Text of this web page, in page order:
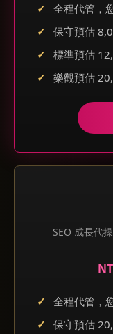
全程代管，
保守預估
標準預估
樂觀預估
SEO 成長代
全程代管，
保守預估